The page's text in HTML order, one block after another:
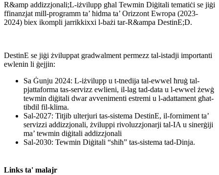
R&amp addizzjonali;L-iżvilupp għal Tewmin Diġitali tematiċi se jiġi
ffinanzjat mill-programm ta’ ħidma ta’ Orizzont Ewropa (2023-
2024) biex ikompli jarrikkixxi l-bażi tar-R&ampa DestinE;D.
DestinE se jiġi żviluppat gradwalment permezz tal-istadji importanti
ewlenin li ġejjin:
Sa Ġunju 2024: L-iżvilupp u t-tnedija tal-ewwel ħruġ tal-
pjattaforma tas-servizz ewlieni, il-lag tad-data u l-ewwel żewġ
tewmin diġitali dwar avvenimenti estremi u l-adattament għat-
tibdil fil-klima.
Sal-2027: Titjib ulterjuri tas-sistema DestinE, il-forniment ta’
servizzi addizzjonali, żviluppi rivoluzzjonarji tal-IA u sinerġiji
ma’ tewmin diġitali addizzjonali
Sal-2030: Tewmin Diġitali “sħiħ” tas-sistema tad-Dinja.
Links ta' malajr